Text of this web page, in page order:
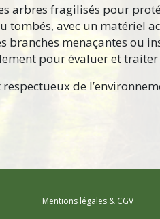
arbres fragilisés pour
tombés, avec un matériel
branches menaçantes ou
pour évaluer et
de
Mentions légales & CGV